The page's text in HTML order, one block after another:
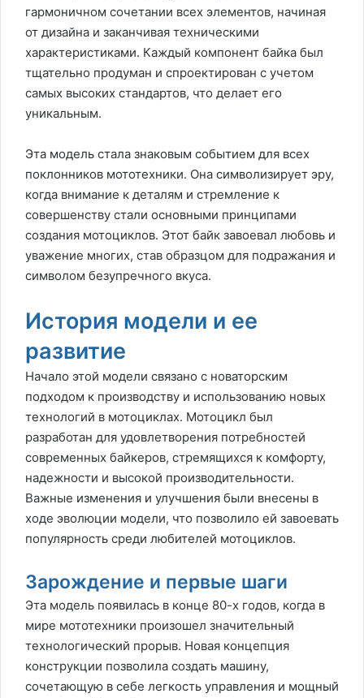
гармоничном сочетании всех элементов, начиная
от дизайна и заканчивая техническими
характеристиками. Каждый компонент байка был
тщательно продуман и спроектирован с учетом
самых высоких стандартов, что делает его
уникальным.
Эта модель стала знаковым событием для всех
поклонников мототехники. Она символизирует эру,
когда внимание к деталям и стремление к
совершенству стали основными принципами
создания мотоциклов. Этот байк завоевал любовь и
уважение многих, став образцом для подражания и
символом безупречного вкуса.
История модели и ее
развитие
Начало этой модели связано с новаторским
подходом к производству и использованию новых
технологий в мотоциклах. Мотоцикл был
разработан для удовлетворения потребностей
современных байкеров, стремящихся к комфорту,
надежности и высокой производительности.
Важные изменения и улучшения были внесены в
ходе эволюции модели, что позволило ей завоевать
популярность среди любителей мотоциклов.
Зарождение и первые шаги
Эта модель появилась в конце 80-х годов, когда в
мире мототехники произошел значительный
технологический прорыв. Новая концепция
конструкции позволила создать машину,
сочетающую в себе легкость управления и мощный